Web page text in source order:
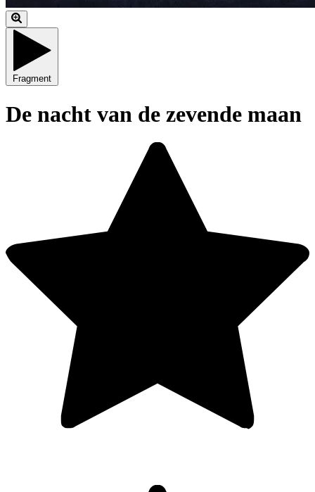
Fragment
De nacht van de zevende maan